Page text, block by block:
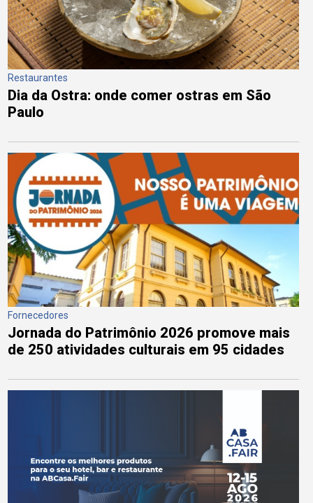
Restaurantes
Dia da Ostra: onde comer ostras em São
Paulo
Fornecedores
Jornada do Patrimônio 2026 promove mais
de 250 atividades culturais em 95 cidades